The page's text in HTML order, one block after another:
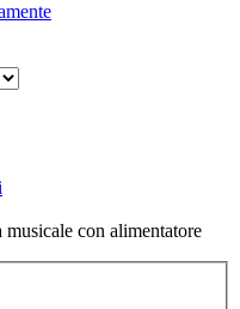
con alimentatore